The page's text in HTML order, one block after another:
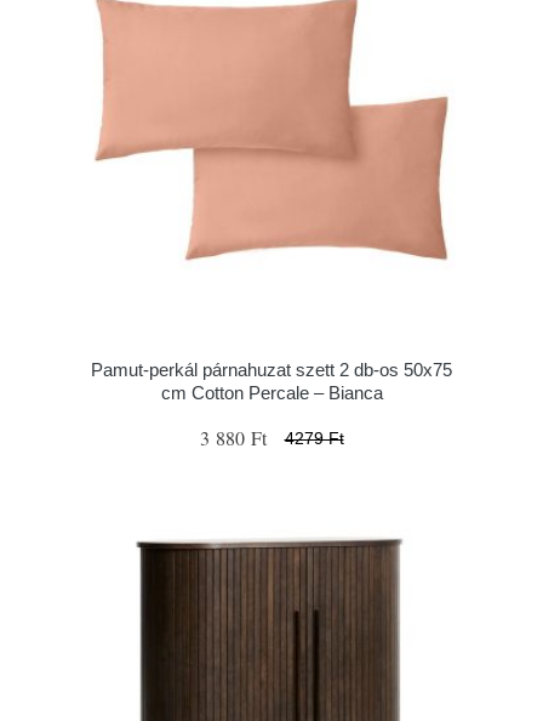
Pamut-perkál párnahuzat szett 2 db-os 50x75
cm Cotton Percale – Bianca
3 880 Ft 4279 Ft